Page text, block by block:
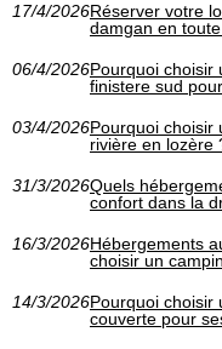
17/4/2026Réserver votre
damgan en
06/4/2026Pourquoi choisir
finistere sud
03/4/2026Pourquoi choisir
rivière en lozère
31/3/2026Quels
confort dans la
16/3/2026Hébergements
choisir un
14/3/2026Pourquoi choisir
couverte pour